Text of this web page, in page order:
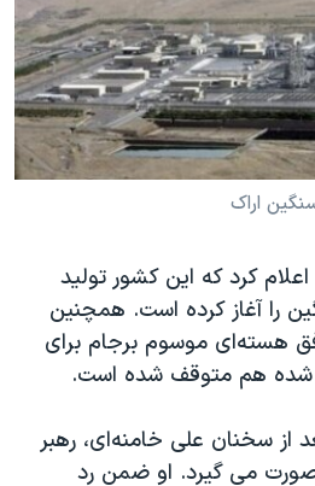
۲۰۲۴
رهبری ایران
اراک
کرد که این کشور تولید
را آغاز کرده است. همچنین
هسته‌ای موسوم برجام برای
شده هم متوقف شده است.
از سخنان علی خامنه‌ای، رهبر
صورت می گیرد. او ضمن رد